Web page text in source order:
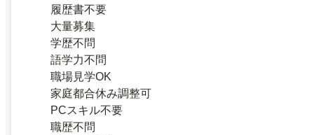
履歴書不要
大量募集
学歴不問
語学力不問
職場見学OK
家庭都合休み調整可
PCスキル不要
職歴不問